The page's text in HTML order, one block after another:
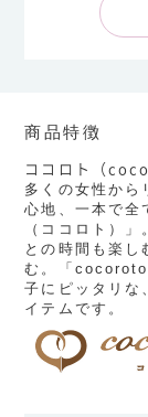
商品特徴
ココロト（
多くの女性から
心地、一本で
（ココロト）
との時間も楽し
む。「cocoroto
子にピッタリな
イテムです。